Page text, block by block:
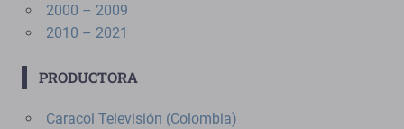
2000 – 2009
2010 – 2021
PRODUCTORA
Caracol Televisión (Colombia)